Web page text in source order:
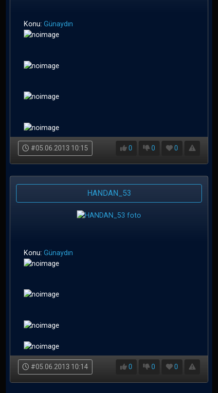
Konu: Günaydın
#05.06.2013 10:15 0 0 0
HANDAN_53
Konu: Günaydın
#05.06.2013 10:14 0 0 0